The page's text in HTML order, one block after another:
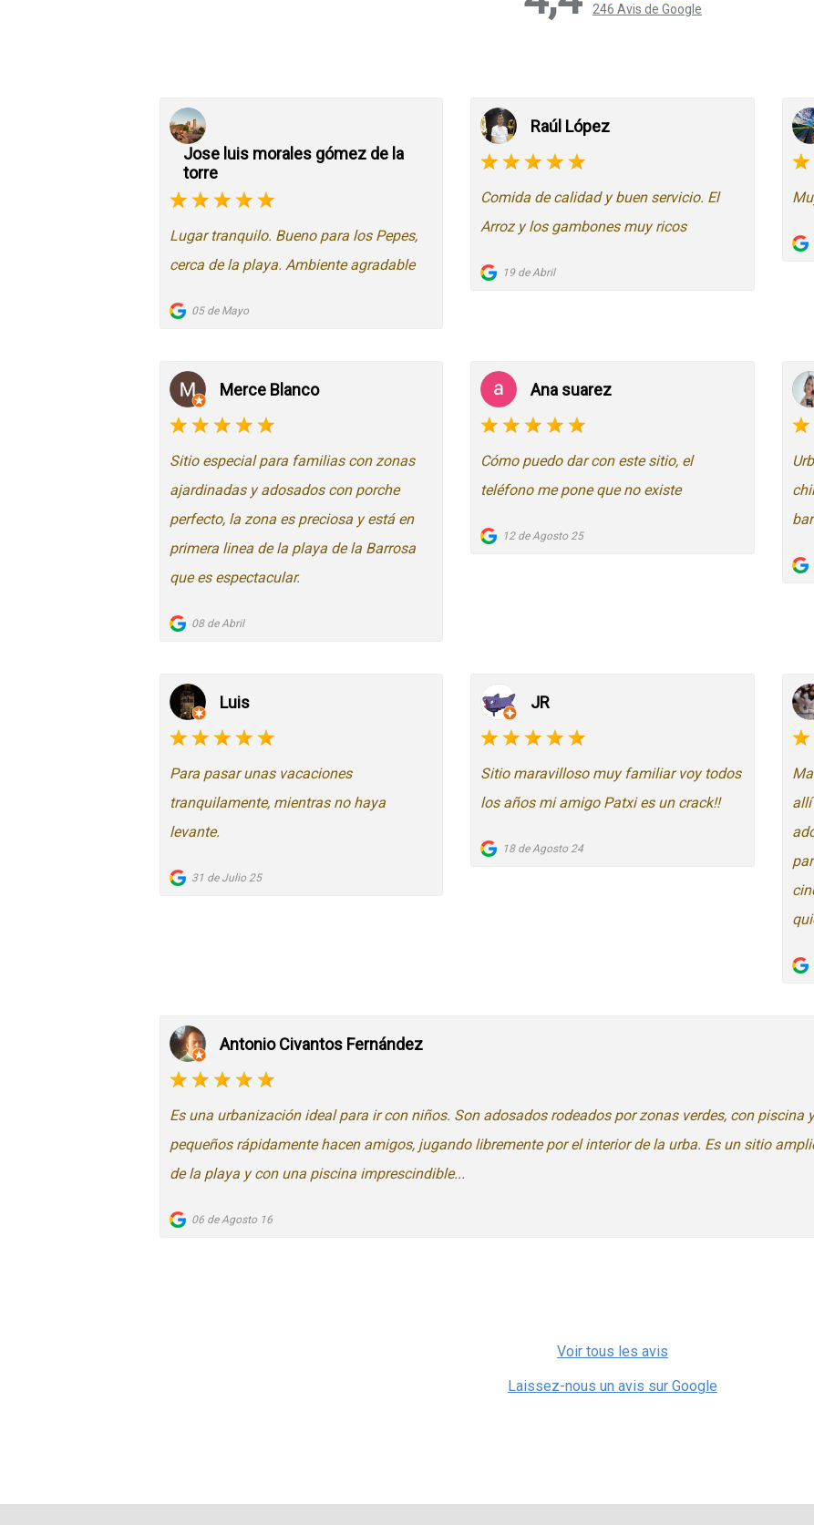
246 Avis de Google
Jose luis morales gómez de la
torre
Lugar tranquilo. Bueno para los Pepes,
cerca de la playa. Ambiente agradable
05 de Mayo
Raúl López
Comida de calidad y buen servicio. El
Arroz y los gambones muy ricos
19 de Abril
Merce Blanco
Sitio especial para familias con zonas
ajardinadas y adosados con porche
perfecto, la zona es preciosa y está en
primera linea de la playa de la Barrosa
que es espectacular.
08 de Abril
Ana suarez
Cómo puedo dar con este sitio, el
teléfono me pone que no existe
12 de Agosto 25
Luis
Para pasar unas vacaciones
tranquilamente, mientras no haya
levante.
31 de Julio 25
JR
Sitio maravilloso muy familiar voy todos
los años mi amigo Patxi es un crack!!
18 de Agosto 24
allí
Antonio Civantos Fernández
Es una urbanización ideal para ir con niños. Son adosados rodeados por zonas verdes, con piscina
pequeños rápidamente hacen amigos, jugando libremente por el interior de la urba. Es un sitio
de la playa y con una piscina imprescindible...
06 de Agosto 16
Voir tous les avis
Laissez-nous un avis sur Google